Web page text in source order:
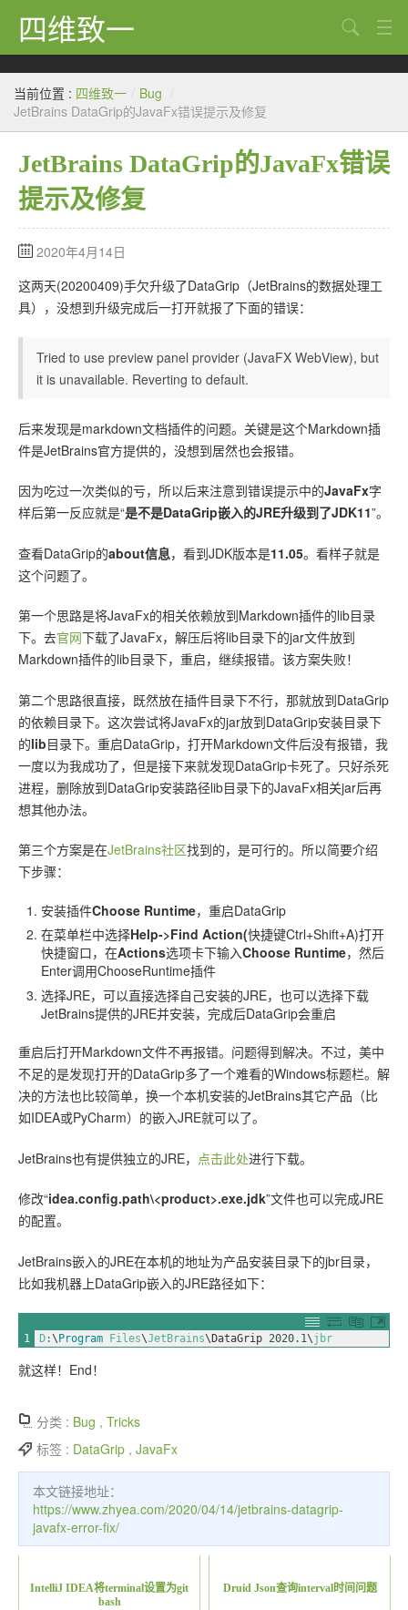
四维致一
Java
大数据
Scala
工程
Bug
Tricks
想法
搜索
当前位置 : 四维致一 / Bug /
JetBrains DataGrip的JavaFx错误提示及修复
JetBrains DataGrip的JavaFx错误
提示及修复
2020年4月14日
这两天(20200409)手欠升级了DataGrip（JetBrains的数据处理工
具），没想到升级完成后一打开就报了下面的错误：
Tried to use preview panel provider (JavaFX WebView), but
it is unavailable. Reverting to default.
后来发现是markdown文档插件的问题。关键是这个Markdown插
件是JetBrains官方提供的，没想到居然也会报错。
因为吃过一次类似的亏，所以后来注意到错误提示中的JavaFx字
样后第一反应就是“是不是DataGrip嵌入的JRE升级到了JDK11”。
查看DataGrip的about信息，看到JDK版本是11.05。看样子就是
这个问题了。
第一个思路是将JavaFx的相关依赖放到Markdown插件的lib目录
下。去官网下载了JavaFx，解压后将lib目录下的jar文件放到
Markdown插件的lib目录下，重启，继续报错。该方案失败！
第二个思路很直接，既然放在插件目录下不行，那就放到DataGrip
的依赖目录下。这次尝试将JavaFx的jar放到DataGrip安装目录下
的lib目录下。重启DataGrip，打开Markdown文件后没有报错，我
一度以为我成功了，但是接下来就发现DataGrip卡死了。只好杀死
进程，删除放到DataGrip安装路径lib目录下的JavaFx相关jar后再
想其他办法。
第三个方案是在JetBrains社区找到的，是可行的。所以简要介绍
下步骤：
安装插件Choose Runtime，重启DataGrip
在菜单栏中选择Help->Find Action(快捷键Ctrl+Shift+A)打开
快捷窗口，在Actions选项卡下输入Choose Runtime，然后
Enter调用ChooseRuntime插件
选择JRE，可以直接选择自己安装的JRE，也可以选择下载
JetBrains提供的JRE并安装，完成后DataGrip会重启
重启后打开Markdown文件不再报错。问题得到解决。不过，美中
不足的是发现打开的DataGrip多了一个难看的Windows标题栏。解
决的方法也比较简单，换一个本机安装的JetBrains其它产品（比
如IDEA或PyCharm）的嵌入JRE就可以了。
JetBrains也有提供独立的JRE， 点击此处进行下载。
修改“idea.config.path\<product>.exe.jdk”文件也可以完成JRE
的配置。
JetBrains嵌入的JRE在本机的地址为产品安装目录下的jbr目录，
比如我机器上DataGrip嵌入的JRE路径如下：
1 D:\Program Files\JetBrains\DataGrip 2020.1\jbr
就这样！End！
分类 : Bug , Tricks
标签 : DataGrip , JavaFx
本文链接地址：
https://www.zhyea.com/2020/04/14/jetbrains-datagrip-
javafx-error-fix/
IntelliJ IDEA将terminal设置为git
bash
Druid Json查询interval时间问题